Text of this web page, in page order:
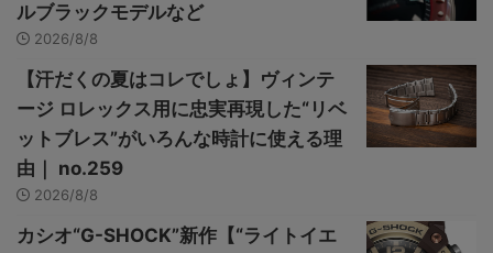
ルブラックモデルなど
2026/8/8
【汗だくの夏はコレでしょ】ヴィンテ
ージ ロレックス用に忠実再現した“リベ
ットブレス”がいろんな時計に使える理
由｜ no.259
2026/8/8
カシオ“G-SHOCK”新作【“ライトイエ